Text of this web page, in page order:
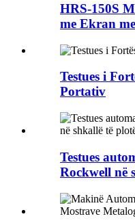
HRS-150S
me Ekran
Testues i
Portativ
Testues
Rockwell në